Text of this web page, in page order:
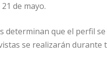
de mayo.
determinan que el perfil
se realizarán durante